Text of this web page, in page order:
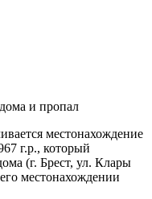
местонахождение
г.р., который
(г. Брест, ул. Клары
местонахождении